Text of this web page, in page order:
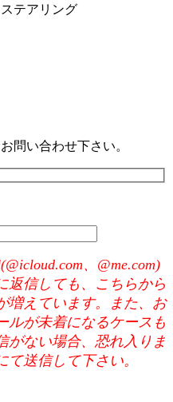
テアリング
問い合わせ下さい。
、@me.com)
返信しても、こちらから
増えています。また、お
ルが未着になるケースも
がない場合、恐れ入りま
送信して下さい。